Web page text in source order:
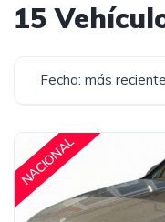
15
Fecha: más reciente
NACIONAL